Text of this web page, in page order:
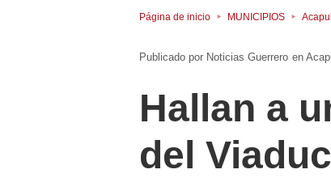
Página de inicio MUNICIPIOS
Noticias Guerrero en
Hallan a
del